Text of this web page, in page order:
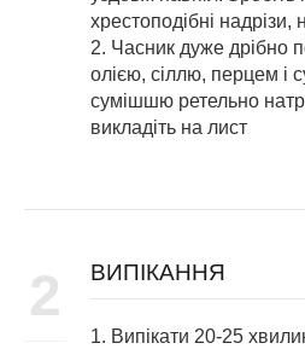
хрестоподібні
2. Часник дуже дрібно
олією, сіллю, перцем і
сумішшю ретельно
викладіть на лист
2 ВИПІКАННЯ
1. Випікати 20-25